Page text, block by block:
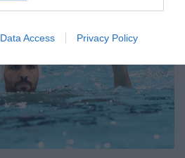
Data Access Privacy Policy